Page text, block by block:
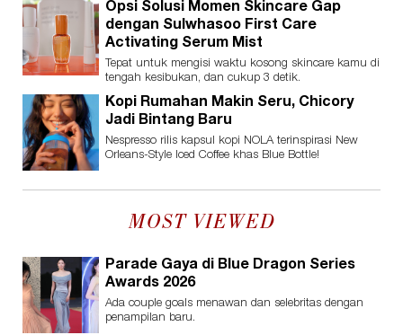
Opsi Solusi Momen Skincare Gap
dengan Sulwhasoo First Care
Activating Serum Mist
Tepat untuk mengisi waktu kosong skincare kamu di
tengah kesibukan, dan cukup 3 detik.
Kopi Rumahan Makin Seru, Chicory
Jadi Bintang Baru
Nespresso rilis kapsul kopi NOLA terinspirasi New
Orleans-Style Iced Coffee khas Blue Bottle!
MOST VIEWED
Parade Gaya di Blue Dragon Series
Awards 2026
Ada couple goals menawan dan selebritas dengan
penampilan baru.